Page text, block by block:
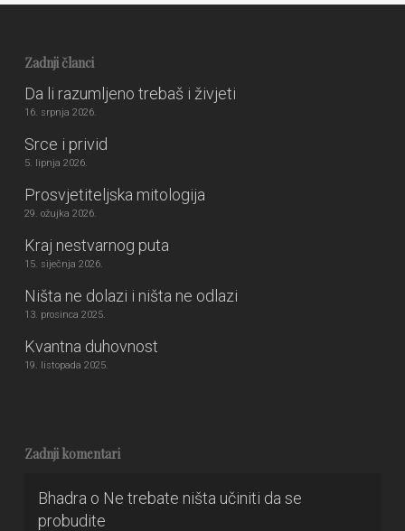
Zadnji članci
Da li razumljeno trebaš i živjeti
16. srpnja 2026.
Srce i privid
5. lipnja 2026.
Prosvjetiteljska mitologija
29. ožujka 2026.
Kraj nestvarnog puta
15. siječnja 2026.
Ništa ne dolazi i ništa ne odlazi
13. prosinca 2025.
Kvantna duhovnost
19. listopada 2025.
Zadnji komentari
Bhadra o Ne trebate ništa učiniti da se
probudite